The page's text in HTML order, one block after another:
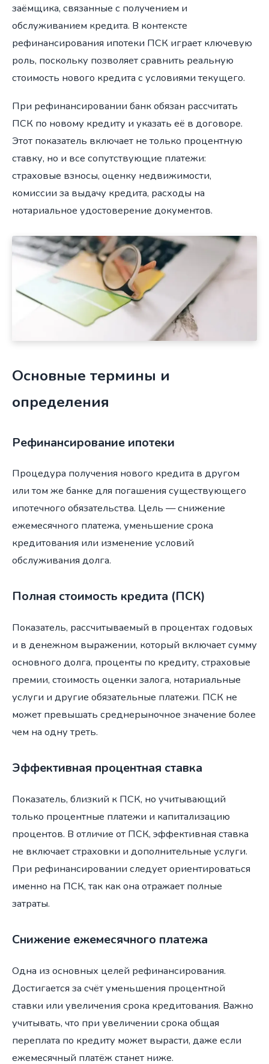
заёмщика, связанные с получением и
обслуживанием кредита. В контексте
рефинансирования ипотеки ПСК играет ключевую
роль, поскольку позволяет сравнить реальную
стоимость нового кредита с условиями текущего.
При рефинансировании банк обязан рассчитать
ПСК по новому кредиту и указать её в договоре.
Этот показатель включает не только процентную
ставку, но и все сопутствующие платежи:
страховые взносы, оценку недвижимости,
комиссии за выдачу кредита, расходы на
нотариальное удостоверение документов.
Основные термины и
определения
Рефинансирование ипотеки
Процедура получения нового кредита в другом
или том же банке для погашения существующего
ипотечного обязательства. Цель — снижение
ежемесячного платежа, уменьшение срока
кредитования или изменение условий
обслуживания долга.
Полная стоимость кредита (ПСК)
Показатель, рассчитываемый в процентах годовых
и в денежном выражении, который включает сумму
основного долга, проценты по кредиту, страховые
премии, стоимость оценки залога, нотариальные
услуги и другие обязательные платежи. ПСК не
может превышать среднерыночное значение более
чем на одну треть.
Эффективная процентная ставка
Показатель, близкий к ПСК, но учитывающий
только процентные платежи и капитализацию
процентов. В отличие от ПСК, эффективная ставка
не включает страховки и дополнительные услуги.
При рефинансировании следует ориентироваться
именно на ПСК, так как она отражает полные
затраты.
Снижение ежемесячного платежа
Одна из основных целей рефинансирования.
Достигается за счёт уменьшения процентной
ставки или увеличения срока кредитования. Важно
учитывать, что при увеличении срока общая
переплата по кредиту может вырасти, даже если
ежемесячный платёж станет ниже.